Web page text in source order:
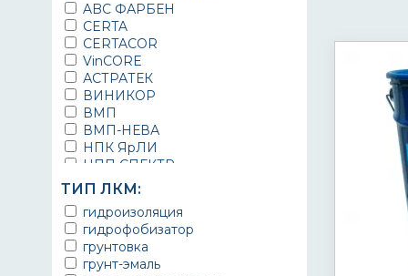
ABC ФАРБЕН
CERTA
CERTACOR
VinCORE
АСТРАТЕК
ВИНИКОР
ВМП
ВМП-НЕВА
НПК ЯрЛИ
НПП СПЕКТР
НПФ ЭМАЛЬ
ТЕРМА
УРЕПЛЕН
ТИП ЛКМ:
гидроизоляция
гидрофобизатор
грунтовка
грунт-эмаль